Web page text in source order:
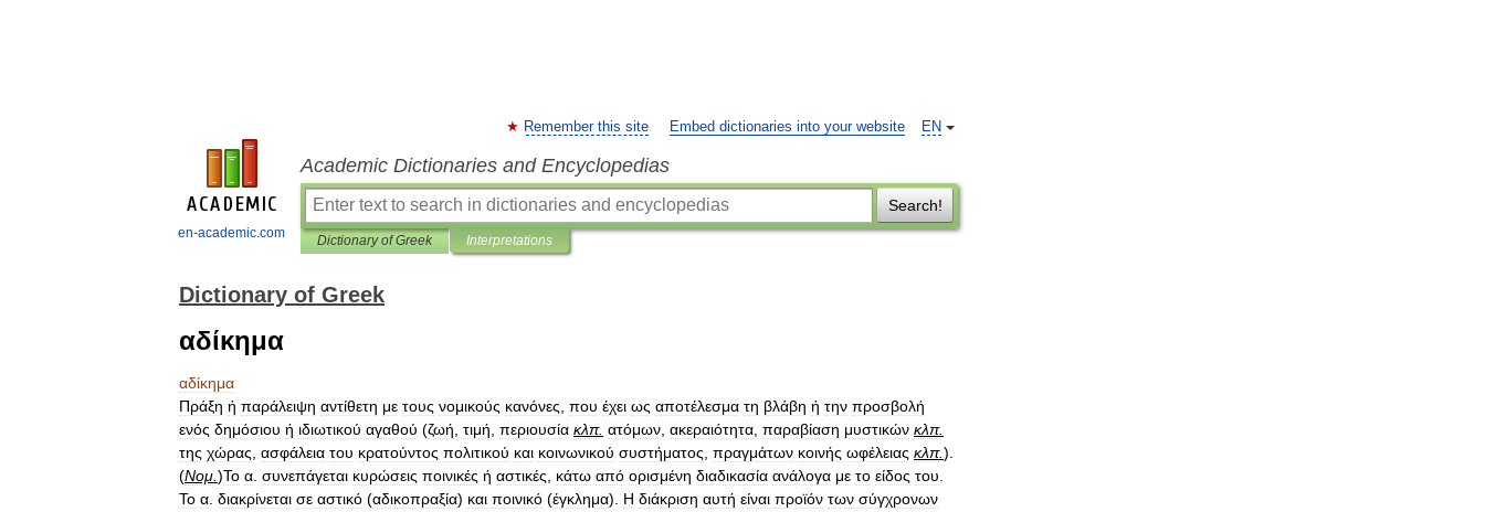
en-academic.com
EN
Remember this site Embed dictionaries into your website
Academic Dictionaries and Encyclopedias
Search!
Dictionary of Greek Interpretations
Dictionary of Greek
αδίκημα
αδίκημα
Πράξη ή παράλειψη αντίθετη με τους νομικούς κανόνες που έχει ως αποτέλεσμα τη βλάβη ή την προσβολή
ενός δημόσιου ή ιδιωτικού αγαθού (ζωή τιμή περιουσία κλπ. ατόμων ακεραιότητα παραβίαση μυστικών κλπ.
της χώρας ασφάλεια του κρατούντος πολιτικού και κοινωνικού συστήματος πραγμάτων κοινής ωφέλειας κλπ.).
(Νομ )Το α συνεπάγεται κυρώσεις ποινικές ή αστικές κάτω από ορισμένη διαδικασία ανάλογα με το είδος του
Το α διακρίνεται σε αστικό (αδικοπραξία) και ποινικό (έγκλημα). Η διάκριση αυτή είναι προϊόν των σύγχρονων